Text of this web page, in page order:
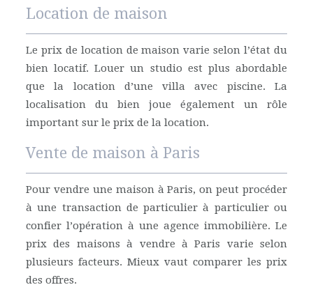
Location de maison
Le prix de location de maison varie selon l’état du
bien locatif. Louer un studio est plus abordable
que la location d’une villa avec piscine. La
localisation du bien joue également un rôle
important sur le prix de la location.
Vente de maison à Paris
Pour vendre une maison à Paris, on peut procéder
à une transaction de particulier à particulier ou
confier l’opération à une agence immobilière. Le
prix des maisons à vendre à Paris varie selon
plusieurs facteurs. Mieux vaut comparer les prix
des offres.